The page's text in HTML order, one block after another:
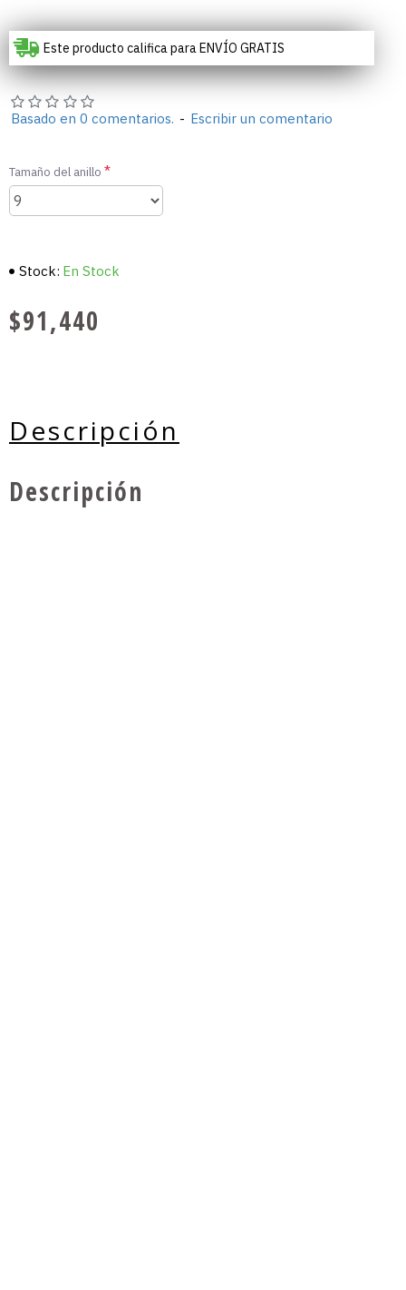
Este producto califica para ENVÍO GRATIS
Basado en 0 comentarios. - Escribir un comentario
$91,440
Stock: En Stock
Tamaño del anillo
Descripción
Descripción